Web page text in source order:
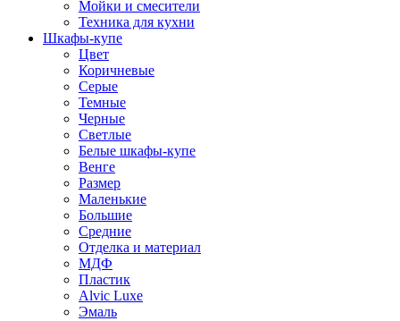
Мойки и смесители
Техника для кухни
Шкафы-купе
Цвет
Коричневые
Серые
Темные
Черные
Светлые
Белые шкафы-купе
Венге
Размер
Маленькие
Большие
Средние
Отделка и материал
МДФ
Пластик
Alvic Luxe
Эмаль